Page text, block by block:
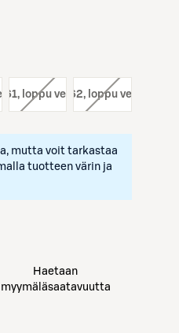
Avaa tuotekuva suurennettuna
61, loppu verkosta
koko: 62, loppu verkosta
mutta voit tarkastaa
tuotteen värin ja
Haetaan
myymäläsaatavuutta